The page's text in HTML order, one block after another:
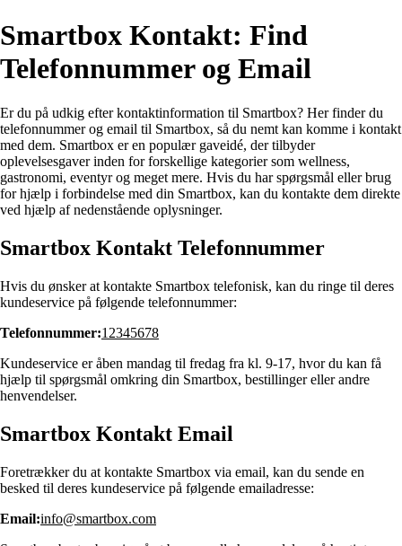
Smartbox Kontakt: Find
Telefonnummer og Email
Er du på udkig efter kontaktinformation til Smartbox? Her finder du
telefonnummer og email til Smartbox, så du nemt kan komme i kontakt
med dem. Smartbox er en populær gaveidé, der tilbyder
oplevelsesgaver inden for forskellige kategorier som wellness,
gastronomi, eventyr og meget mere. Hvis du har spørgsmål eller brug
for hjælp i forbindelse med din Smartbox, kan du kontakte dem direkte
ved hjælp af nedenstående oplysninger.
Smartbox Kontakt Telefonnummer
Hvis du ønsker at kontakte Smartbox telefonisk, kan du ringe til deres
kundeservice på følgende telefonnummer:
Telefonnummer:12345678
Kundeservice er åben mandag til fredag fra kl. 9-17, hvor du kan få
hjælp til spørgsmål omkring din Smartbox, bestillinger eller andre
henvendelser.
Smartbox Kontakt Email
Foretrækker du at kontakte Smartbox via email, kan du sende en
besked til deres kundeservice på følgende emailadresse:
Email:info@smartbox.com